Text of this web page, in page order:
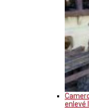
enlevé